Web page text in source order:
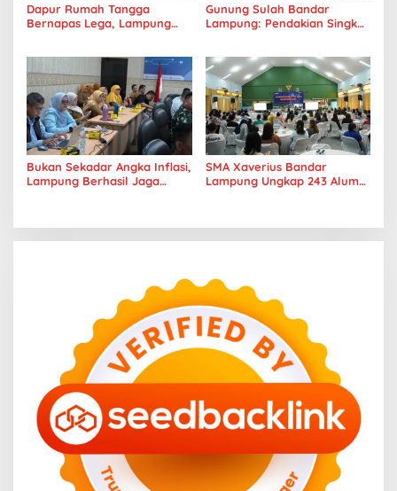
Dapur Rumah Tangga
Bernapas Lega, Lampung
Gunung Sulah Bandar
Lampung: Pendakian Singkat
Bukan Sekadar Angka Inflasi,
Lampung Berhasil Jaga
SMA Xaverius Bandar
Lampung Ungkap 243 Alumni